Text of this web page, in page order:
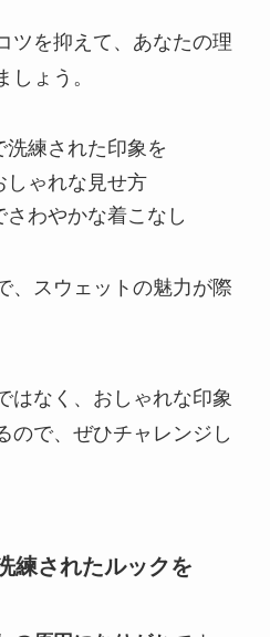
ツを抑えて、あなたの理
ょう。
練された印象を
しゃれな見せ方
わやかな着こなし
、スウェットの魅力が際
はなく、おしゃれな印象
ので、ぜひチャレンジし
練されたルックを